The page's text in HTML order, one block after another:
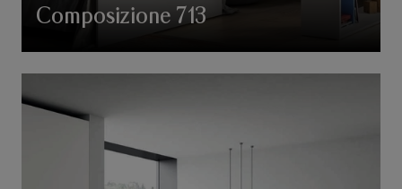
Composizione 713